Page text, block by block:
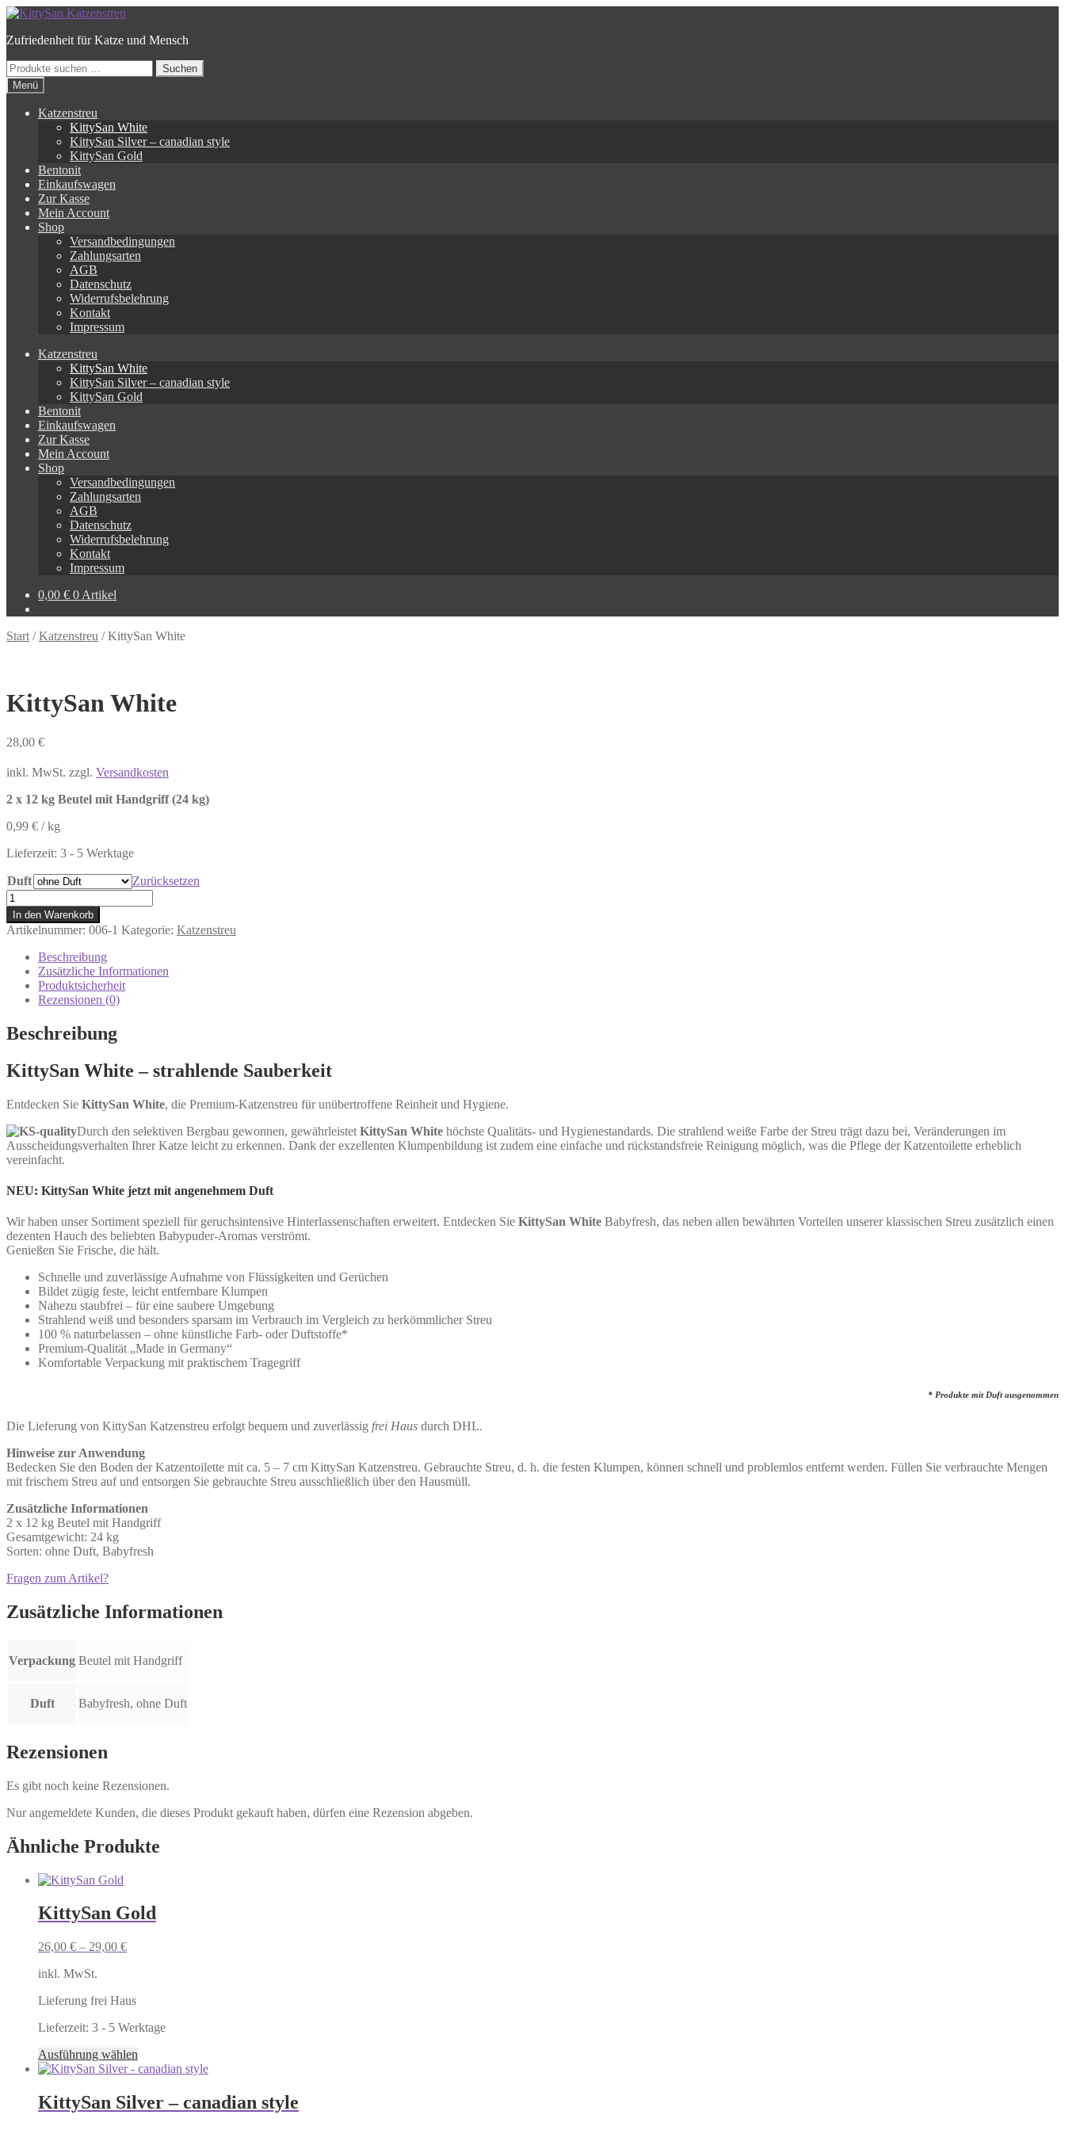
Zur
springen
Zum
springen
Zufriedenheit für Katze und Mensch
Suchen
nach:
Suchen
Menü
Katzenstreu
KittySan White
KittySan Silver – canadian style
KittySan Gold
Bentonit
Einkaufswagen
Zur Kasse
Mein Account
Shop
Versandbedingungen
Zahlungsarten
AGB
Datenschutz
Widerrufsbelehrung
Kontakt
Impressum
Katzenstreu
KittySan White
KittySan Silver – canadian style
KittySan Gold
Bentonit
Einkaufswagen
Zur Kasse
Mein Account
Shop
Versandbedingungen
Zahlungsarten
AGB
Datenschutz
Widerrufsbelehrung
Kontakt
Impressum
0,00 € 0 Artikel
Start /Katzenstreu /KittySan White
KittySan White
28,00 €
inkl. MwSt. zzgl. Versandkosten
2 x 12 kg Beutel mit Handgriff (24 kg)
0,99 € /kg
Lieferzeit: 3 - 5 Werktage
Duft
Zurücksetzen
KittySan
White
Menge
In den Warenkorb
Artikelnummer: 006-1 Kategorie: Katzenstreu
Beschreibung
Zusätzliche Informationen
Produktsicherheit
Rezensionen (0)
Beschreibung
KittySan White– strahlende Sauberkeit
Entdecken Sie KittySan White, die Premium-Katzenstreu für unübertroffene Reinheit und Hygiene.
Durch den selektiven Bergbau gewonnen, gewährleistet KittySan White höchste Qualitäts- und Hygienestandards. Die strahlend weiße Farbe der Streu trägt dazu bei, Veränderungen im
Ausscheidungsverhalten Ihrer Katze leicht zu erkennen. Dank der exzellenten Klumpenbildung ist zudem eine einfache und rückstandsfreie Reinigung möglich, was die Pflege der Katzentoilette erheblich
vereinfacht.
NEU: KittySan White jetzt mit angenehmem Duft
Wir haben unser Sortiment speziell für geruchsintensive Hinterlassenschaften erweitert. Entdecken Sie KittySan White Babyfresh, das neben allen bewährten Vorteilen unserer klassischen Streu zusätzlich einen
dezenten Hauch des beliebten Babypuder-Aromas verströmt.
Genießen Sie Frische, die hält.
Schnelle und zuverlässige Aufnahme von Flüssigkeiten und Gerüchen
Bildet zügig feste, leicht entfernbare Klumpen
Nahezu staubfrei – für eine saubere Umgebung
Strahlend weiß und besonders sparsam im Verbrauch im Vergleich zu herkömmlicher Streu
100 % naturbelassen – ohne künstliche Farb- oder Duftstoffe*
Premium-Qualität „Made in Germany“
Komfortable Verpackung mit praktischem Tragegriff
* Produkte mit Duft ausgenommen
Die Lieferung von KittySan Katzenstreu erfolgt bequem und zuverlässig frei Haus durch DHL.
Hinweise zur Anwendung
Bedecken Sie den Boden der Katzentoilette mit ca. 5 – 7 cm KittySan Katzenstreu. Gebrauchte Streu, d. h. die festen Klumpen, können schnell und problemlos entfernt werden. Füllen Sie verbrauchte Mengen
mit frischem Streu auf und entsorgen Sie gebrauchte Streu ausschließlich über den Hausmüll.
Zusätzliche Informationen
2 x 12 kg Beutel mit Handgriff
Gesamtgewicht: 24 kg
Sorten: ohne Duft, Babyfresh
Fragen zum Artikel?
Zusätzliche Informationen
Verpackung Beutel mit Handgriff
Duft Babyfresh, ohne Duft
Rezensionen
Es gibt noch keine Rezensionen.
Nur angemeldete Kunden, die dieses Produkt gekauft haben, dürfen eine Rezension abgeben.
Ähnliche Produkte
KittySan Gold
26,00 € – 29,00 €
inkl. MwSt.
Lieferung frei Haus
Lieferzeit: 3 - 5 Werktage
Ausführung wählen
Produkt
Varianten
KittySan Silver – canadian style